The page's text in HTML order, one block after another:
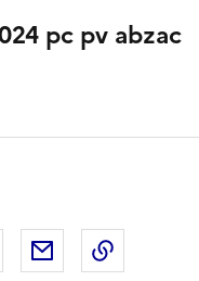
pc pv abzac
sur X
Partager sur LinkedIn
Partager parCopier